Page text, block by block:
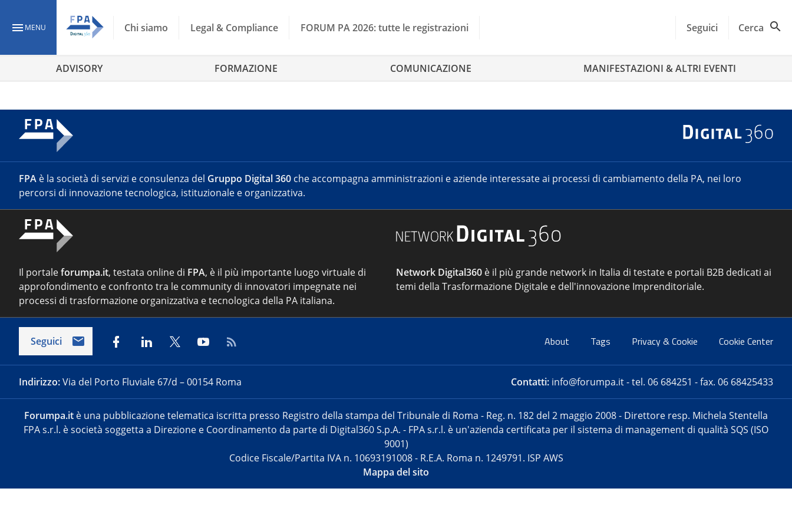
MENU Chi siamo Legal & Compliance FORUM PA 2026: tutte le registrazioni Seguici Cerca
ADVISORY FORMAZIONE COMUNICAZIONE MANIFESTAZIONI & ALTRI EVENTI
FPA è la società di servizi e consulenza del Gruppo Digital 360 che accompagna amministrazioni e aziende interessate ai processi di cambiamento della PA, nei loro
percorsi di innovazione tecnologica, istituzionale e organizzativa.
Il portaleforumpa.it, testata online di FPA, è il più importante luogo virtuale di
approfondimento e confronto tra le community di innovatori impegnate nei
processi di trasformazione organizzativa e tecnologica della PA italiana.
Network Digital360 è il più grande network in Italia di testate e portali B2B dedicati ai
temi della Trasformazione Digitale e dell'innovazione Imprenditoriale.
Seguici About Tags Privacy & Cookie Cookie Center
Indirizzo:Via del Porto Fluviale 67/d – 00154 Roma Contatti: info@forumpa.it- tel. 06 684251 - fax. 06 68425433
Forumpa.it è una pubblicazione telematica iscritta presso Registro della stampa del Tribunale di Roma - Reg. n. 182 del 2 maggio 2008 - Direttore resp. Michela Stentella
FPA s.r.l. è società soggetta a Direzione e Coordinamento da parte di Digital360 S.p.A. - FPA s.r.l. è un'azienda certificata per il sistema di management di qualità SQS (ISO
9001)
Codice Fiscale/Partita IVA n. 10693191008 - R.E.A. Roma n. 1249791. ISP AWS
Mappa del sito